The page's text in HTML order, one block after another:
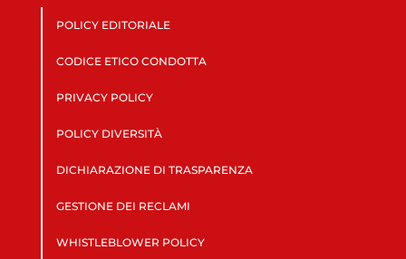
POLICY EDITORIALE
CODICE ETICO CONDOTTA
PRIVACY POLICY
POLICY DIVERSITÀ
DICHIARAZIONE DI TRASPARENZA
GESTIONE DEI RECLAMI
WHISTLEBLOWER POLICY